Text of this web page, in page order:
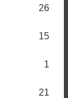
26
15
1
21